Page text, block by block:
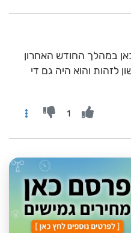
כאן במהלך החודש האחרון
לזהות והוא היה גם די
1